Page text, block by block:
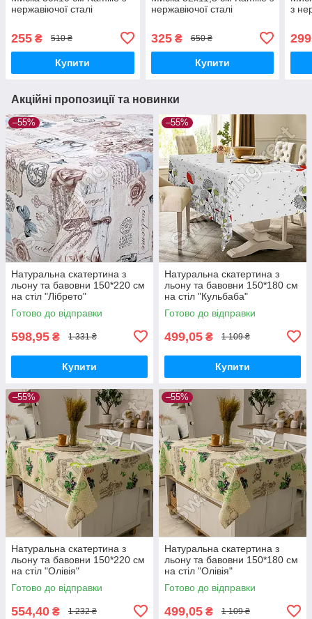
нержавіючої сталі
255 ₴ 510 ₴
Купити
нержавіючої сталі
325₴ 650 ₴
Купити
з
299
Акційні пропозиції та новинки
–55%
Натуральна скатертина з
льону та бавовни 150*220 см
на стіл "Лібрето"
Готово до відправки
598,95 ₴ 1 331 ₴
Купити
–55%
Натуральна скатертина з
льону та бавовни 150*180 см
на стіл "Кульбаба"
Готово до відправки
499,05 ₴ 1 109 ₴
Купити
–55%
Натуральна скатертина з
льону та бавовни 150*220 см
на стіл "Олівія"
Готово до відправки
554,40 ₴ 1 232 ₴
–55%
Натуральна скатертина з
льону та бавовни 150*180 см
на стіл "Олівія"
Готово до відправки
499,05 ₴ 1 109 ₴